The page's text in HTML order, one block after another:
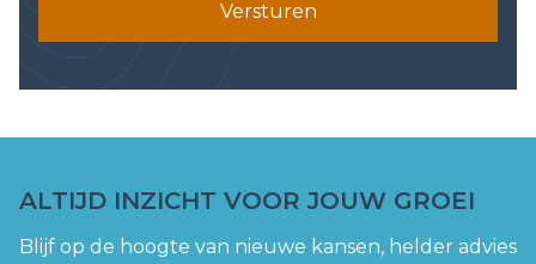
Versturen
ALTIJD INZICHT VOOR JOUW GROEI
Blijf op de hoogte van nieuwe kansen, helder advies